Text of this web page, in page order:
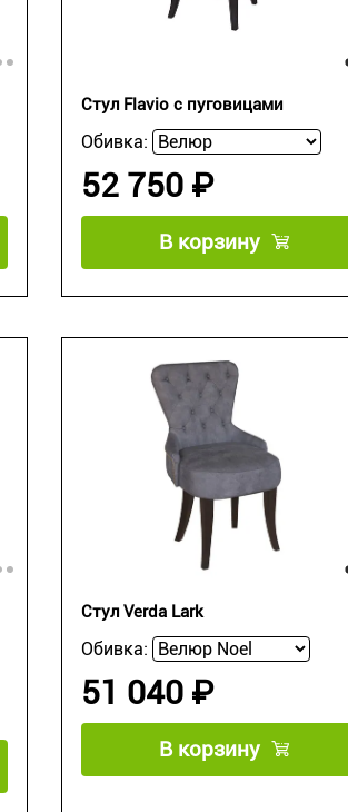
Стул Flavio с пуговицами
Обивка:
52 750 ₽
В корзину
Стул Verda Lark
Обивка:
51 040 ₽
В корзину